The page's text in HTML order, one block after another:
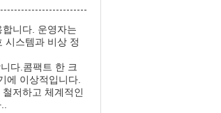
니다. 운영자는
시스템과 비상 정
다.콤팩트 한 크
에 이상적입니다.
저하고 체계적인